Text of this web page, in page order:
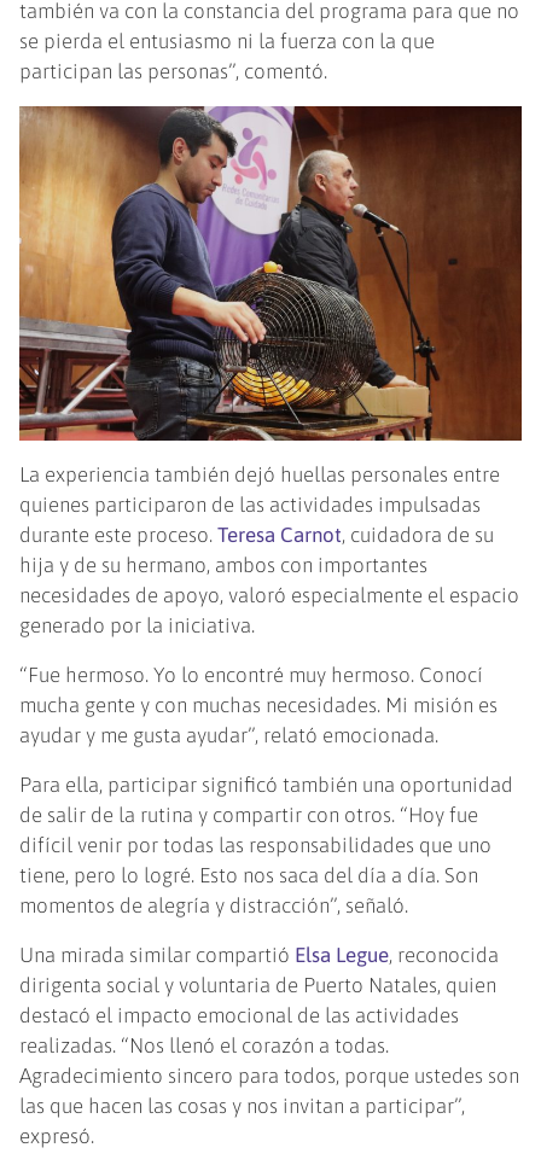
también va con la constancia del programa para que no
se pierda el entusiasmo ni la fuerza con la que
participan las personas”, comentó.
La experiencia también dejó huellas personales entre
quienes participaron de las actividades impulsadas
durante este proceso.Teresa Carnot, cuidadora de su
hija y de su hermano, ambos con importantes
necesidades de apoyo, valoró especialmente el espacio
generado por la iniciativa.
“Fue hermoso. Yo lo encontré muy hermoso. Conocí
mucha gente y con muchas necesidades. Mi misión es
ayudar y me gusta ayudar”, relató emocionada.
Para ella, participar significó también una oportunidad
de salir de la rutina y compartir con otros. “Hoy fue
difícil venir por todas las responsabilidades que uno
tiene, pero lo logré. Esto nos saca del día a día. Son
momentos de alegría y distracción”, señaló.
Una mirada similar compartió Elsa Legue, reconocida
dirigenta social y voluntaria de Puerto Natales, quien
destacó el impacto emocional de las actividades
realizadas. “Nos llenó el corazón a todas.
Agradecimiento sincero para todos, porque ustedes son
las que hacen las cosas y nos invitan a participar”,
expresó.